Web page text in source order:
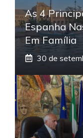
As 4
Espanha
Em Família
30 de